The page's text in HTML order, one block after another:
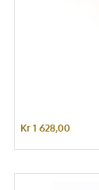
Kr 1 628,00